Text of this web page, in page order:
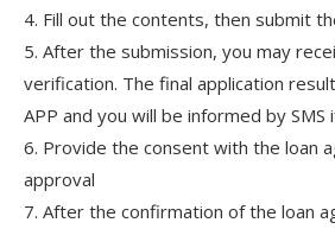
4. Fill out the contents, then submit
5. After the submission, you may
verification. The final application
APP and you will be informed by SMS
6. Provide the consent with the loan
approval
7. After the confirmation of the loan